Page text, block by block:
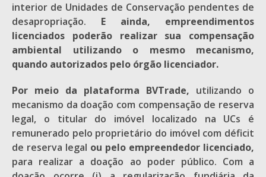
interior de Unidades de Conservação pendentes de
desapropriação. E ainda, empreendimentos
licenciados poderão realizar sua compensação
ambiental utilizando o mesmo mecanismo,
quando autorizados pelo órgão licenciador.
Por meio da plataforma BVTrade, utilizando o
mecanismo da doação com compensação de reserva
legal, o titular do imóvel localizado na UCs é
remunerado pelo proprietário do imóvel com déficit
de reserva legal ou pelo empreendedor licenciado,
para realizar a doação ao poder público. Com a